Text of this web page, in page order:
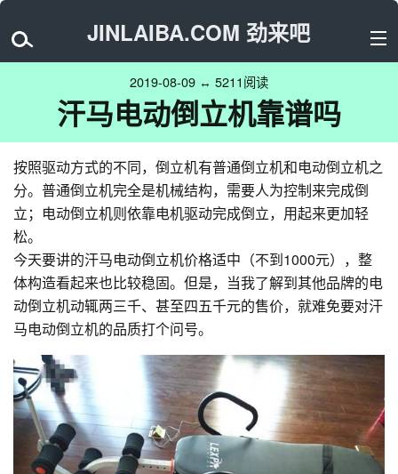
JINLAIBA.COM 劲来吧
2019-08-09 ↔ 5211阅读
汗马电动倒立机靠谱吗
按照驱动方式的不同，倒立机有普通倒立机和电动倒立机之
分。普通倒立机完全是机械结构，需要人为控制来完成倒
立；电动倒立机则依靠电机驱动完成倒立，用起来更加轻
松。
今天要讲的汗马电动倒立机价格适中（不到1000元），整
体构造看起来也比较稳固。但是，当我了解到其他品牌的电
动倒立机动辄两三千、甚至四五千元的售价，就难免要对汗
马电动倒立机的品质打个问号。